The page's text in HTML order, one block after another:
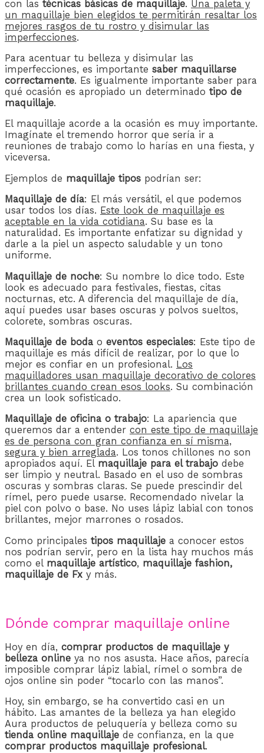
con las técnicas básicas de maquillaje. Una paleta y
un maquillaje bien elegidos te permitirán resaltar los
mejores rasgos de tu rostro y disimular las
imperfecciones.
Para acentuar tu belleza y disimular las
imperfecciones, es importante saber maquillarse
correctamente. Es igualmente importante saber para
qué ocasión es apropiado un determinado tipo de
maquillaje.
El maquillaje acorde a la ocasión es muy importante.
Imagínate el tremendo horror que sería ir a
reuniones de trabajo como lo harías en una fiesta, y
viceversa.
Ejemplos de maquillaje tipos podrían ser:
Maquillaje de día: El más versátil, el que podemos
usar todos los días. Este look de maquillaje es
aceptable en la vida cotidiana. Su base es la
naturalidad. Es importante enfatizar su dignidad y
darle a la piel un aspecto saludable y un tono
uniforme.
Maquillaje de noche: Su nombre lo dice todo. Este
look es adecuado para festivales, fiestas, citas
nocturnas, etc. A diferencia del maquillaje de día,
aquí puedes usar bases oscuras y polvos sueltos,
colorete, sombras oscuras.
Maquillaje de boda o eventos especiales: Este tipo de
maquillaje es más difícil de realizar, por lo que lo
mejor es confiar en un profesional. Los
maquilladores usan maquillaje decorativo de colores
brillantes cuando crean esos looks. Su combinación
crea un look sofisticado.
Maquillaje de oficina o trabajo: La apariencia que
queremos dar a entender con este tipo de maquillaje
es de persona con gran confianza en sí misma,
segura y bien arreglada. Los tonos chillones no son
apropiados aquí. El maquillaje para el trabajo debe
ser limpio y neutral. Basado en el uso de sombras
oscuras y sombras claras. Se puede prescindir del
rímel, pero puede usarse. Recomendado nivelar la
piel con polvo o base. No uses lápiz labial con tonos
brillantes, mejor marrones o rosados.
Como principales tipos maquillaje a conocer estos
nos podrían servir, pero en la lista hay muchos más
como el maquillaje artístico, maquillaje fashion,
maquillaje de Fx y más.
Dónde comprar maquillaje online
Hoy en día, comprar productos de maquillaje y
belleza online ya no nos asusta. Hace años, parecía
imposible comprar lápiz labial, rímel o sombra de
ojos online sin poder “tocarlo con las manos”.
Hoy, sin embargo, se ha convertido casi en un
hábito. Las amantes de la belleza ya han elegido
Aura productos de peluquería y belleza como su
tienda online maquillaje de confianza, en la que
comprar productos maquillaje profesional.